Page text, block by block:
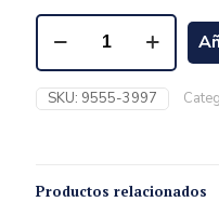
SKU: 9555-3997
Productos relacionados